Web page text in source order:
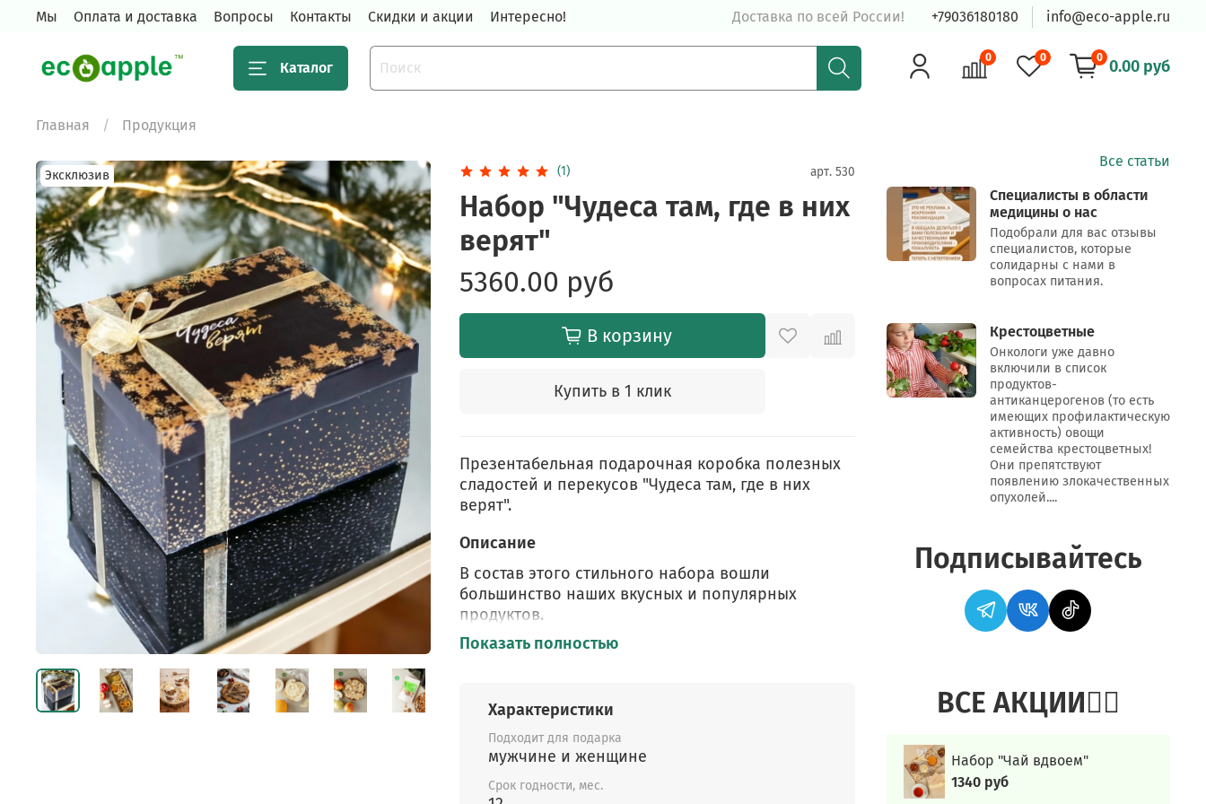
Мы Оплата и доставка Вопросы Контакты Скидки и акции Интересно! Доставка по всей России! +79036180180 info@eco-apple.ru
Каталог
0 0 0 0.00 руб
Главная Продукция
Эксклюзив (1) арт. 530
Набор "Чудеса там, где в них
верят"
5360.00 руб
В корзину
Купить в 1 клик
Презентабельная подарочная коробка полезных
сладостей и перекусов "Чудеса там, где в них
верят".
Описание
В состав этого стильного набора вошли
большинство наших вкусных и популярных
продуктов.
Состав набора:
Изготавливаются на нашем производстве,
любимейших детских и взрослых сладостей.
Дыня сушёная тонкими слайсами
невероятно ароматная и вкусная, 60 г.
Показать полностью
Характеристики
Подходит для подарка
мужчине и женщине
Срок годности, мес.
Все статьи
Специалисты в области
медицины о нас
Подобрали для вас отзывы
специалистов, которые
солидарны с нами в
вопросах питания.
Крестоцветные
Онкологи уже давно
включили в список
продуктов-
антиканцерогенов (то есть
имеющих профилактическую
активность) овощи
семейства крестоцветных!
Они препятствуют
появлению злокачественных
опухолей....
Подписывайтесь
ВСЕ АКЦИИ👍🏻
Набор "Чай вдвоем"
1340 руб